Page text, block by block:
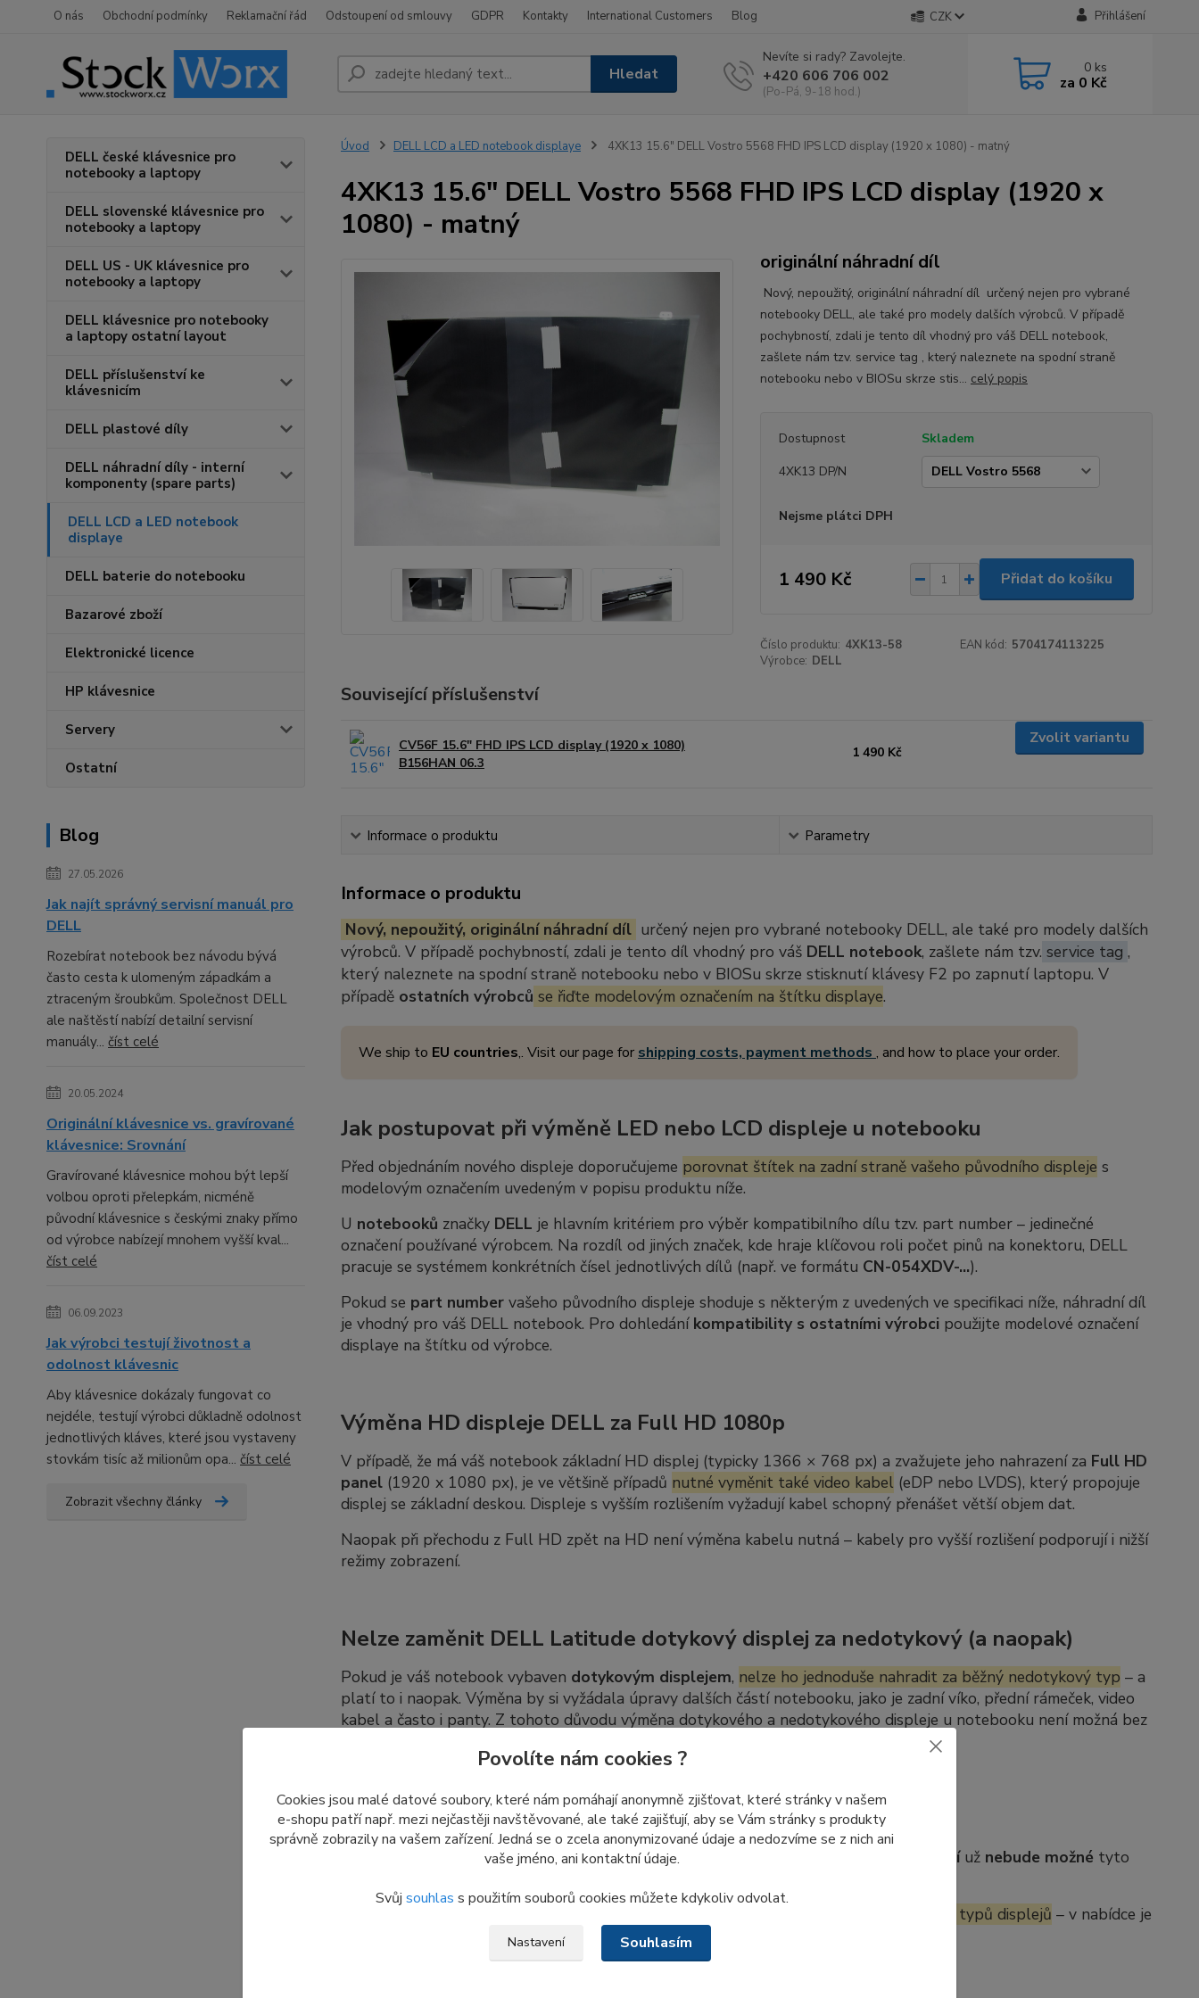
O nás Obchodní podmínky Reklamační řád Odstoupení od smlouvy GDPR Kontakty International Customers Blog CZK Přihlášení
Hledat
Nevíte si rady? Zavolejte.
+420 606 706 002
(Po-Pá, 9-18 hod.)
0 ks
za 0 Kč
DELL české klávesnice pro
notebooky a laptopy
DELL slovenské klávesnice pro
notebooky a laptopy
DELL US - UK klávesnice pro
notebooky a laptopy
DELL klávesnice pro notebooky
a laptopy ostatní layout
DELL příslušenství ke
klávesnicím
DELL plastové díly
DELL náhradní díly - interní
komponenty (spare parts)
DELL LCD a LED notebook
displaye
DELL baterie do notebooku
Bazarové zboží
Elektronické licence
HP klávesnice
Servery
Ostatní
Blog
27.05.2026
Jak najít správný servisní manuál pro
DELL
Rozebírat notebook bez návodu bývá
často cesta k ulomeným západkám a
ztraceným šroubkům. Společnost DELL
ale naštěstí nabízí detailní servisní
manuály... číst celé
20.05.2024
Originální klávesnice vs. gravírované
klávesnice: Srovnání
Gravírované klávesnice mohou být lepší
volbou oproti přelepkám, nicméně
původní klávesnice s českými znaky přímo
od výrobce nabízejí mnohem vyšší kval...
číst celé
06.09.2023
Jak výrobci testují životnost a
odolnost klávesnic
Aby klávesnice dokázaly fungovat co
nejdéle, testují výrobci důkladně odolnost
jednotlivých kláves, které jsou vystaveny
stovkám tisíc až milionům opa... číst celé
Zobrazit všechny články
Úvod DELL LCD a LED notebook displaye 4XK13 15.6" DELL Vostro 5568 FHD IPS LCD display (1920 x 1080) - matný
4XK13 15.6" DELL Vostro 5568 FHD IPS LCD display (1920 x
1080) - matný
originální náhradní díl
Nový, nepoužitý, originální náhradní díl určený nejen pro vybrané
notebooky DELL, ale také pro modely dalších výrobců. V případě
pochybností, zdali je tento díl vhodný pro váš DELL notebook,
zašlete nám tzv. service tag , který naleznete na spodní straně
notebooku nebo v BIOSu skrze stis... celý popis
Dostupnost
Skladem
4XK13 DP/N
Nejsme plátci DPH
1 490 Kč Přidat do košíku
Číslo produktu: 4XK13-58 EAN kód: 5704174113225
Výrobce: DELL
Související příslušenství
CV56F 15.6" FHD IPS LCD display (1920 x 1080)
B156HAN 06.3
1 490 Kč
Zvolit variantu
Informace o produktu Parametry
Informace o produktu
Nový, nepoužitý, originální náhradní díl určený nejen pro vybrané notebooky DELL, ale také pro modely dalších
výrobců. V případě pochybností, zdali je tento díl vhodný pro váš DELL notebook, zašlete nám tzv. service tag ,
který naleznete na spodní straně notebooku nebo v BIOSu skrze stisknutí klávesy F2 po zapnutí laptopu. V
případě ostatních výrobců se řiďte modelovým označením na štítku displaye.
We ship to EU countries,. Visit our page for shipping costs, payment methods , and how to place your order.
Jak postupovat při výměně LED nebo LCD displeje u notebooku
Před objednáním nového displeje doporučujeme porovnat štítek na zadní straně vašeho původního displeje s
modelovým označením uvedeným v popisu produktu níže.
U notebooků značky DELL je hlavním kritériem pro výběr kompatibilního dílu tzv. part number– jedinečné
označení používané výrobcem. Na rozdíl od jiných značek, kde hraje klíčovou roli počet pinů na konektoru, DELL
pracuje se systémem konkrétních čísel jednotlivých dílů (např. ve formátu CN-054XDV-...).
Pokud se part numbervašeho původního displeje shoduje s některým z uvedených ve specifikaci níže, náhradní díl
je vhodný pro váš DELL notebook. Pro dohledání kompatibility s ostatními výrobci použijte modelové označení
displaye na štítku od výrobce.
Výměna HD displeje DELL za Full HD 1080p
V případě, že má váš notebook základní HD displej (typicky 1366 × 768 px) a zvažujete jeho nahrazení za Full HD
panel(1920 x 1080 px), je ve většině případů nutné vyměnit také video kabel (eDP nebo LVDS), který propojuje
displej se základní deskou. Displeje s vyšším rozlišením vyžadují kabel schopný přenášet větší objem dat.
Naopak při přechodu z Full HD zpět na HD není výměna kabelu nutná – kabely pro vyšší rozlišení podporují i nižší
režimy zobrazení.
Nelze zaměnit DELL Latitude dotykový displej za nedotykový (a naopak)
Pokud je váš notebook vybaven dotykovým displejem, nelze ho jednoduše nahradit za běžný nedotykový typ – a
platí to i naopak. Výměna by si vyžádala úpravy dalších částí notebooku, jako je zadní víko, přední rámeček, video
kabel a často i panty. Z tohoto důvodu výměna dotykového a nedotykového displeje u notebooku není možná bez
Doprodej nových LCD displejů ze skladu
poslední kusy nepoužitých displejůze skladových zásob. Po jejich vyprodáníuž nebude možné tyto
prosím nezasílejte dotazy a žádosti týkající se dostupnosti jiných typů displejů – v nabídce je
pouze to, co je aktuálně uvedeno v e-shopu.
Povolíte nám cookies ?
Cookies jsou malé datové soubory, které nám pomáhají anonymně zjišťovat, které stránky v našem
e-shopu patří např. mezi nejčastěji navštěvované, ale také zajišťují, aby se Vám stránky s produkty
správně zobrazily na vašem zařízení. Jedná se o zcela anonymizované údaje a nedozvíme se z nich ani
vaše jméno, ani kontaktní údaje.
Svůj souhlas s použitím souborů cookies můžete kdykoliv odvolat.
Nastavení Souhlasím